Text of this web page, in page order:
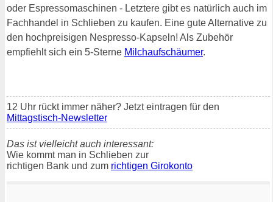
oder Espressomaschinen - Letztere gibt es natürlich auch im
Fachhandel in Schlieben zu kaufen. Eine gute Alternative zu
den hochpreisigen Nespresso-Kapseln! Als Zubehör
empfiehlt sich ein 5-Sterne Milchaufschäumer.
12 Uhr rückt immer näher? Jetzt eintragen für den
Mittagstisch-Newsletter
Das ist vielleicht auch interessant:
Wie kommt man in Schlieben zur
richtigen Bank und zum richtigen Girokonto